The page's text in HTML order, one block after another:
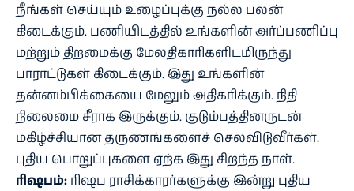
நீங்கள் செய்யும் உழைப்புக்கு நல்ல பலன்
கிடைக்கும். பணியிடத்தில் உங்களின் அர்ப்பணிப்பு
மற்றும் திறமைக்கு மேலதிகாரிகளிடமிருந்து
பாராட்டுகள் கிடைக்கும். இது உங்களின்
தன்னம்பிக்கையை மேலும் அதிகரிக்கும். நிதி
நிலைமை சீராக இருக்கும். குடும்பத்தினருடன்
மகிழ்ச்சியான தருணங்களைச் செலவிடுவீர்கள்.
புதிய பொறுப்புகளை ஏற்க இது சிறந்த நாள்.
ரிஷபம்: ரிஷப ராசிக்காரர்களுக்கு இன்று புதிய